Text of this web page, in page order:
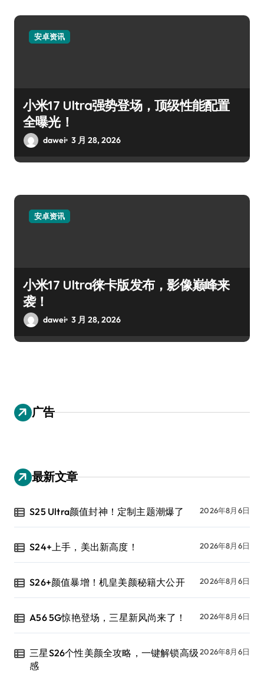
安卓资讯
小米17 Ultra强势登场，顶级性能配置
全曝光！
dawei 3 月 28, 2026
安卓资讯
小米17 Ultra徕卡版发布，影像巅峰来
袭！
dawei 3 月 28, 2026
广告
最新文章
S25 Ultra颜值封神！定制主题潮爆了 2026年8月6日
S24+上手，美出新高度！ 2026年8月6日
S26+颜值暴增！机皇美颜秘籍大公开 2026年8月6日
A56 5G惊艳登场，三星新风尚来了！ 2026年8月6日
三星S26个性美颜全攻略，一键解锁高级
感
2026年8月6日